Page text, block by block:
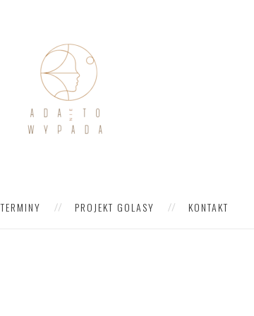
TERMINY PROJEKT GOLASY KONTAKT